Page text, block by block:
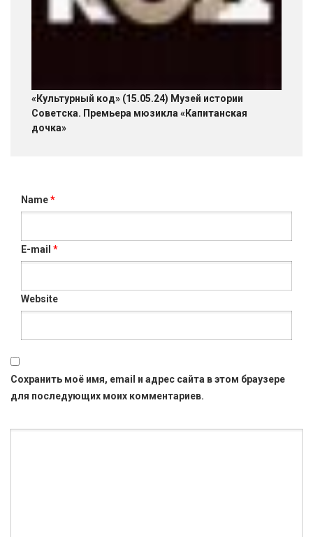
«Культурный код» (15.05.24) Музей истории
Советска. Премьера мюзикла «Капитанская
дочка»
Name*
E-mail *
Website
Сохранить моё имя, email и адрес сайта в этом браузере
для последующих моих комментариев.